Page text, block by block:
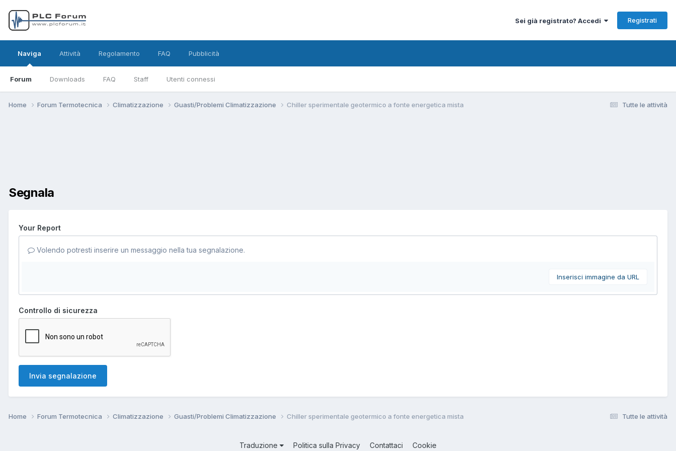
Sei già registrato? Accedi Registrati
Naviga
Forum Downloads FAQ Staff Utenti connessi
Attività Regolamento FAQ Pubblicità
Tutte le attività
Home Forum Termotecnica Climatizzazione Guasti/Problemi Climatizzazione Chiller sperimentale geotermico a fonte energetica mista
Segnala
Your Report
Volendo potresti inserire un messaggio nella tua segnalazione.
Inserisci immagine da URL
Controllo di sicurezza
Invia segnalazione
Tutte le attività
Home Forum Termotecnica Climatizzazione Guasti/Problemi Climatizzazione Chiller sperimentale geotermico a fonte energetica mista
Traduzione Politica sulla Privacy Contattaci Cookie